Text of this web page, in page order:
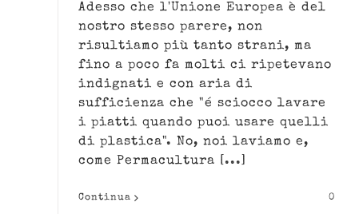
Adesso che l'Unione Europea è del
nostro stesso parere, non
risultiamo più tanto strani, ma
fino a poco fa molti ci ripetevano
indignati e con aria di
sufficienza che "é sciocco lavare
i piatti quando puoi usare quelli
di plastica". No, noi laviamo e,
come Permacultura [...]
Continua 0